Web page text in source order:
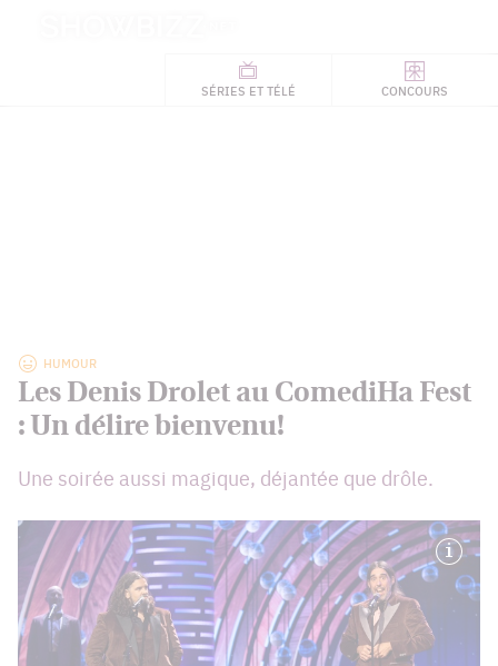
SÉRIES ET TÉLÉ CONCOURS
HUMOUR
Les Denis Drolet au ComediHa Fest
: Un délire bienvenu!
Une soirée aussi magique, déjantée que drôle.